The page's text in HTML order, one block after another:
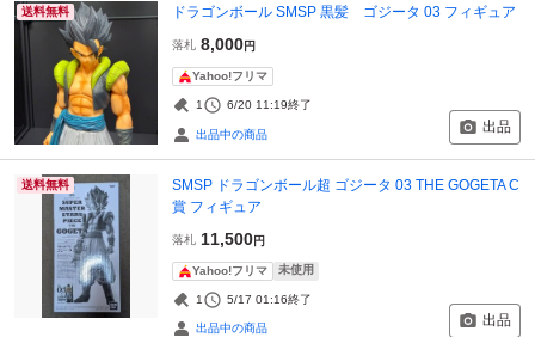
送料無料 ドラゴンボール SMSP 黒髪 ゴジータ 03 フィギュア
落札 8,000円
Yahoo!フリマ
1 6/20 11:19終了
出品中の商品 出品
送料無料
SMSP ドラゴンボール超 ゴジータ 03 THE GOGETA C
賞 フィギュア
落札 11,500円
Yahoo!フリマ 未使用
1 5/17 01:16終了
出品中の商品 出品